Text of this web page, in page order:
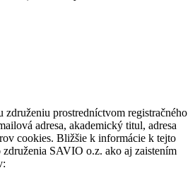
prostredníctvom registračného
adresa, akademický titul, adresa
cookies. Bližšie k informácie k tejto
SAVIO o.z. ako aj zaistením